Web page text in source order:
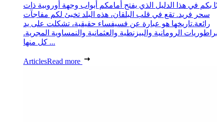
بكم في هذا الدليل الذي يفتح أمامكم أبواب وجهة أوروبية ذات
سحر فريد. تقع في قلب البلقان، هذه البلد تخبئ لكم مفاجآت
رائعة.تاريخها هو عبارة عن فسيفساء حقيقية، تشكلت على يد
الرومانية والبيزنطية والعثمانية والنمساوية المجرية.
كل منها ...
ArticlesRead more